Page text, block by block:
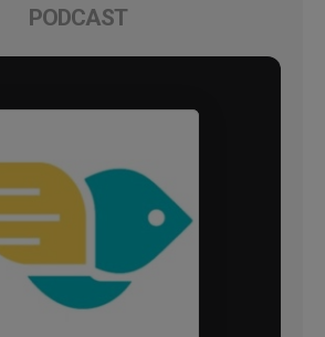
PODCAST